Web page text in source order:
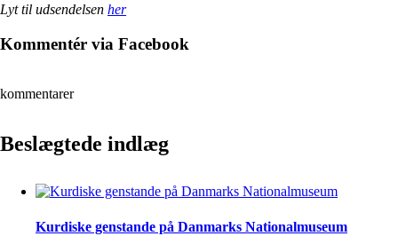
Lyt til udsendelsen her
Kommentér via Facebook
kommentarer
Beslægtede indlæg
Kurdiske genstande på Danmarks Nationalmuseum